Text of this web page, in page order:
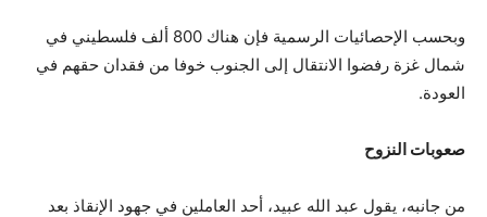
وبحسب الإحصائيات الرسمية فإن هناك 800 ألف فلسطيني في
شمال غزة رفضوا الانتقال إلى الجنوب خوفا من فقدان حقهم في
العودة.
صعوبات النزوح
من جانبه، يقول عبد الله عبيد، أحد العاملين في جهود الإنقاذ بعد